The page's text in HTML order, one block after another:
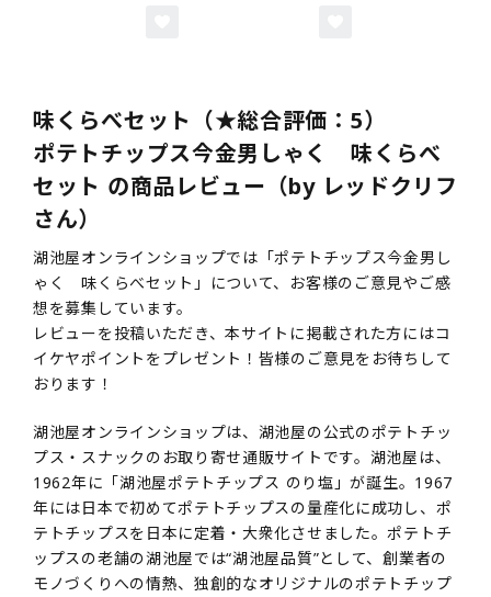
味くらべセット（★総合評価：5）
ポテトチップス今金男しゃく 味くらべ
セット の商品レビュー（by レッドクリフ
さん）
湖池屋オンラインショップでは「ポテトチップス今金男し
ゃく 味くらべセット」について、お客様のご意見やご感
想を募集しています。
レビューを投稿いただき、本サイトに掲載された方にはコ
イケヤポイントをプレゼント！皆様のご意見をお待ちして
おります！
湖池屋オンラインショップは、湖池屋の公式のポテトチッ
プス・スナックのお取り寄せ通販サイトです。湖池屋は、
1962年に「湖池屋ポテトチップス のり塩」が誕生。1967
年には日本で初めてポテトチップスの量産化に成功し、ポ
テトチップスを日本に定着・大衆化させました。ポテトチ
ップスの老舗の湖池屋では“湖池屋品質”として、創業者の
モノづくりへの情熱、独創的なオリジナルのポテトチップ